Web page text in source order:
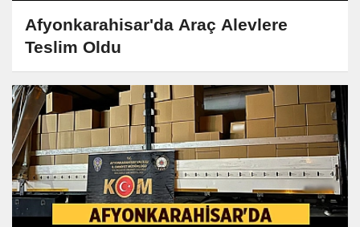
Afyonkarahisar'da Araç Alevlere
Teslim Oldu